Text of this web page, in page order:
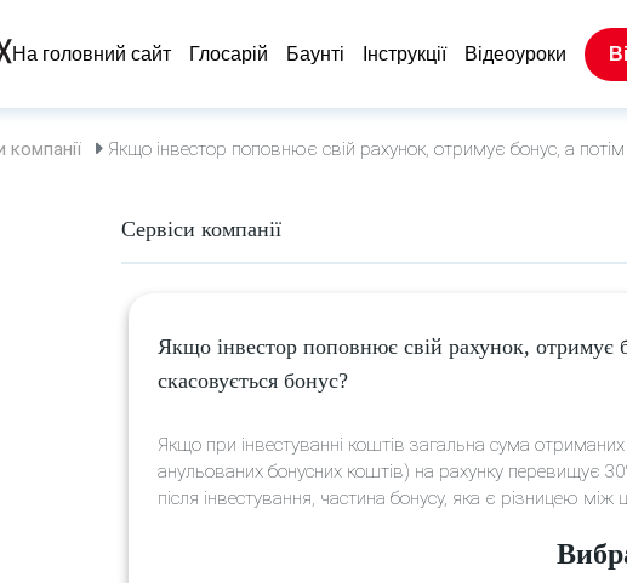
На головний сайт Глосарій Баунтi Інструкції Відеоуроки
компанії Якщо інвестор поповнює свій рахунок, отримує бонус, а
Сервіси компанії
Якщо інвестор поповнює свій рахунок, отримує
скасовується бонус?
Якщо при інвестуванні коштів загальна сума
анульованих бонусних коштів) на рахунку перевищує
після інвестування, частина бонусу, яка є різницею